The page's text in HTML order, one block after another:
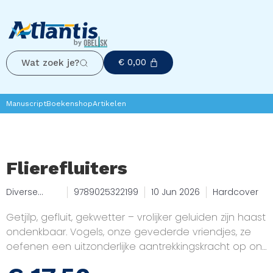
Wat zoek je? € 0,00
ManuscriptBoekenshopArtikelen
Flierefluiters
Diverse
9789025322199 10 Jun 2026 Hardcover
Getjilp, gefluit, gekwetter – vrolijker geluiden zijn haast
ondenkbaar. Vogels, onze gevederde vriendjes, ze
oefenen een uitzonderlijke aantrekkingskracht op ons